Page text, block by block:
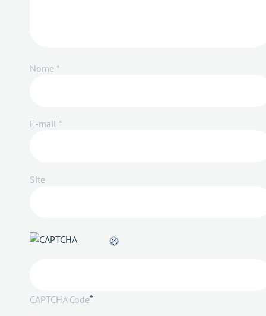
Nome *
E-mail *
Site
CAPTCHA Code*